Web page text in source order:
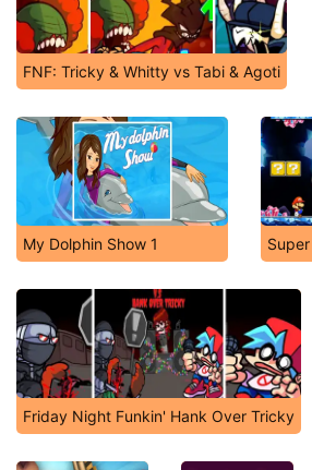
FNF: Tricky & Whitty vs Tabi & Agoti
My Dolphin Show 1
Friday Night Funkin' Hank Over Tricky